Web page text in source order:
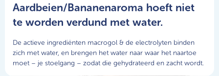
Aardbeien/Bananenaroma hoeft niet
te worden verdund met water.
De actieve ingrediënten macrogol & de electrolyten binden
zich met water, en brengen het water naar waar het naartoe
moet – je stoelgang – zodat die gehydrateerd en zacht wordt.